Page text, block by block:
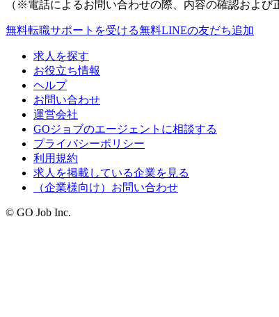
（※電話によるお問い合わせの際、内容の確認および
無料転職サポートを受ける無料LINEの友だち追加
求人を探す
お役立ち情報
ヘルプ
お問い合わせ
運営会社
GOジョブのエージェントに相談する
プライバシーポリシー
利用規約
求人を掲載している企業を見る
（企業様向け）お問い合わせ
© GO Job Inc.